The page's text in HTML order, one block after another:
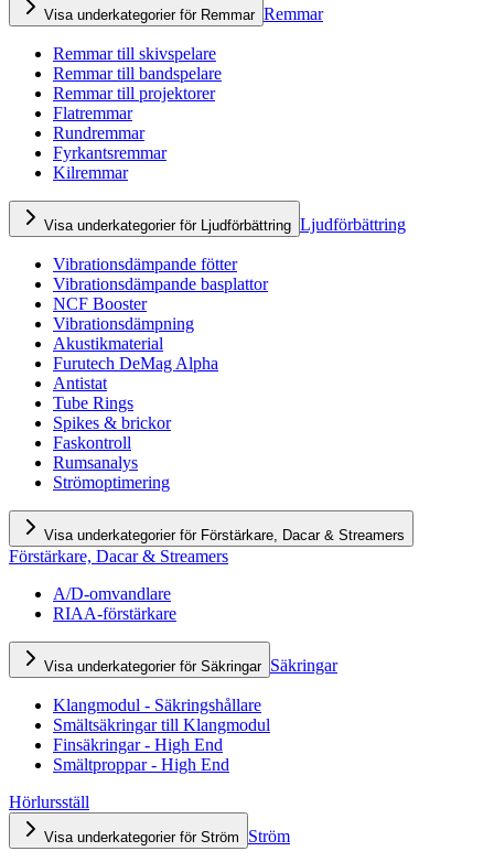
Visa underkategorier för Remmar Remmar
Remmar till skivspelare
Remmar till bandspelare
Remmar till projektorer
Flatremmar
Rundremmar
Fyrkantsremmar
Kilremmar
Visa underkategorier för Ljudförbättring Ljudförbättring
Vibrationsdämpande fötter
Vibrationsdämpande basplattor
NCF Booster
Vibrationsdämpning
Akustikmaterial
Furutech DeMag Alpha
Antistat
Tube Rings
Spikes & brickor
Faskontroll
Rumsanalys
Strömoptimering
Visa underkategorier för Förstärkare, Dacar & Streamers
Förstärkare, Dacar & Streamers
A/D-omvandlare
RIAA-förstärkare
Visa underkategorier för Säkringar Säkringar
Klangmodul - Säkringshållare
Smältsäkringar till Klangmodul
Finsäkringar - High End
Smältproppar - High End
Hörlursställ
Visa underkategorier för Ström Ström